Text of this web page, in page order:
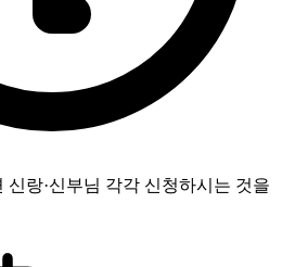
신랑·신부님 각각 신청하시는 것을